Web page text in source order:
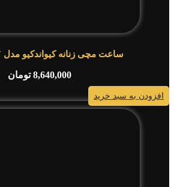
ساعت مچی زنانه کیواندکیو مدل S299J201Y
8,640,000 تومان
افزودن به سبد خرید